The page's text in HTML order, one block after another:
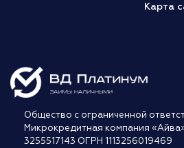
Карта
Общество с ограниченной
Микрокредитная компания
3255517143 ОГРН 1113256019469